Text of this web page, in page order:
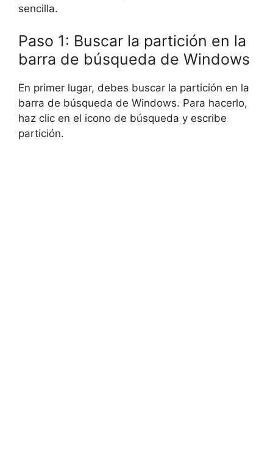
sencilla.
Paso 1: Buscar la partición en la
barra de búsqueda de Windows
En primer lugar, debes buscar la partición en la
barra de búsqueda de Windows. Para hacerlo,
haz clic en el icono de búsqueda y escribe
partición.